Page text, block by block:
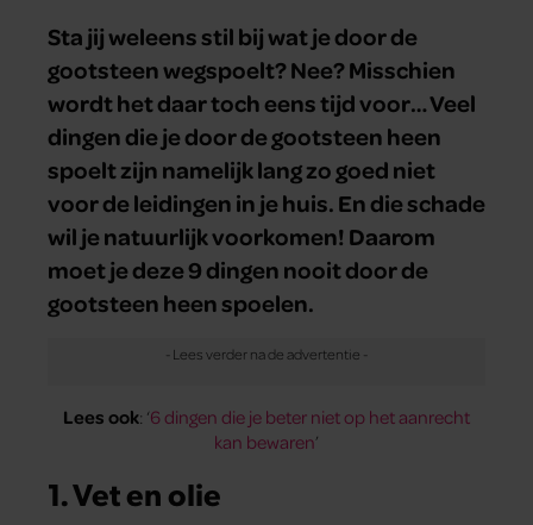
Sta jij weleens stil bij wat je door de
gootsteen wegspoelt? Nee? Misschien
wordt het daar toch eens tijd voor… Veel
dingen die je door de gootsteen heen
spoelt zijn namelijk lang zo goed niet
voor de leidingen in je huis. En die schade
wil je natuurlijk voorkomen! Daarom
moet je deze 9 dingen nooit door de
gootsteen heen spoelen.
Lees ook: ‘6 dingen die je beter niet op het aanrecht
kan bewaren’
1. Vet en olie